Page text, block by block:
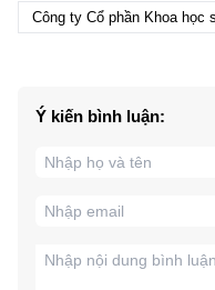
Công ty Cổ phần Khoa học
Ý kiến bình luận: